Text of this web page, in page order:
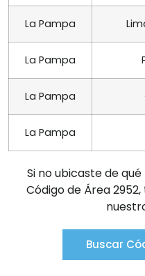
La Pampa
La Pampa
La Pampa
La Pampa
Si no ubicaste de
Código de Área
Buscar